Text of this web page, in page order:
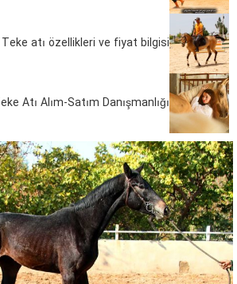
atı özellikleri ve fiyat bilgisi
Atı Alım-Satım Danışmanlığı